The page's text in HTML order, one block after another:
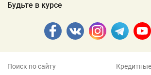
Будьте в курсе
Поиск по сайту